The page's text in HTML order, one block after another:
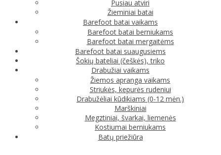
Pusiau atviri
Žieminiai batai
Barefoot batai vaikams
Barefoot batai berniukams
Barefoot batai mergaitėms
Barefoot batai suaugusiems
Šokių bateliai (češkės), triko
Drabužiai vaikams
Žiemos apranga vaikams
Striukės, kepurės rudeniui
Drabužėliai kūdikiams (0-12 mėn.)
Marškiniai
Megztiniai, švarkai, liemenės
Kostiumai berniukams
Batų priežiūra